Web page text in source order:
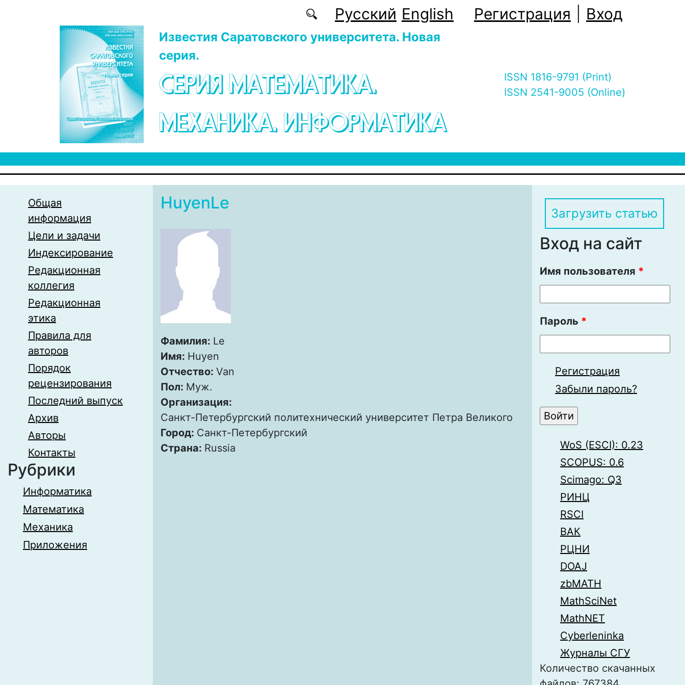
Русский English Регистрация Вход
Известия Саратовского университета. Новая
серия.
СЕРИЯ МАТЕМАТИКА.
МЕХАНИКА. ИНФОРМАТИКА
ISSN 1816-9791 (Print)
ISSN 2541-9005 (Online)
Общая
информация
Цели и задачи
Индексирование
Редакционная
коллегия
Редакционная
этика
Правила для
авторов
Порядок
рецензирования
Последний выпуск
Архив
Авторы
Контакты
Рубрики
Информатика
Математика
Механика
Приложения
HuyenLe
Фамилия: Le
Имя: Huyen
Отчество: Van
Пол: Муж.
Организация:
Санкт-Петербургский политехнический университет Петра Великого
Город: Санкт-Петербургский
Страна: Russia
Загрузить статью
Вход на сайт
Имя пользователя *
Пароль *
Регистрация
Забыли пароль?
WoS (ESCI): 0.23
SCOPUS: 0.6
Scimago: Q3
РИНЦ
RSCI
ВАК
РЦНИ
DOAJ
zbMATH
MathSciNet
MathNET
Cyberleninka
Журналы СГУ
Количество скачанных